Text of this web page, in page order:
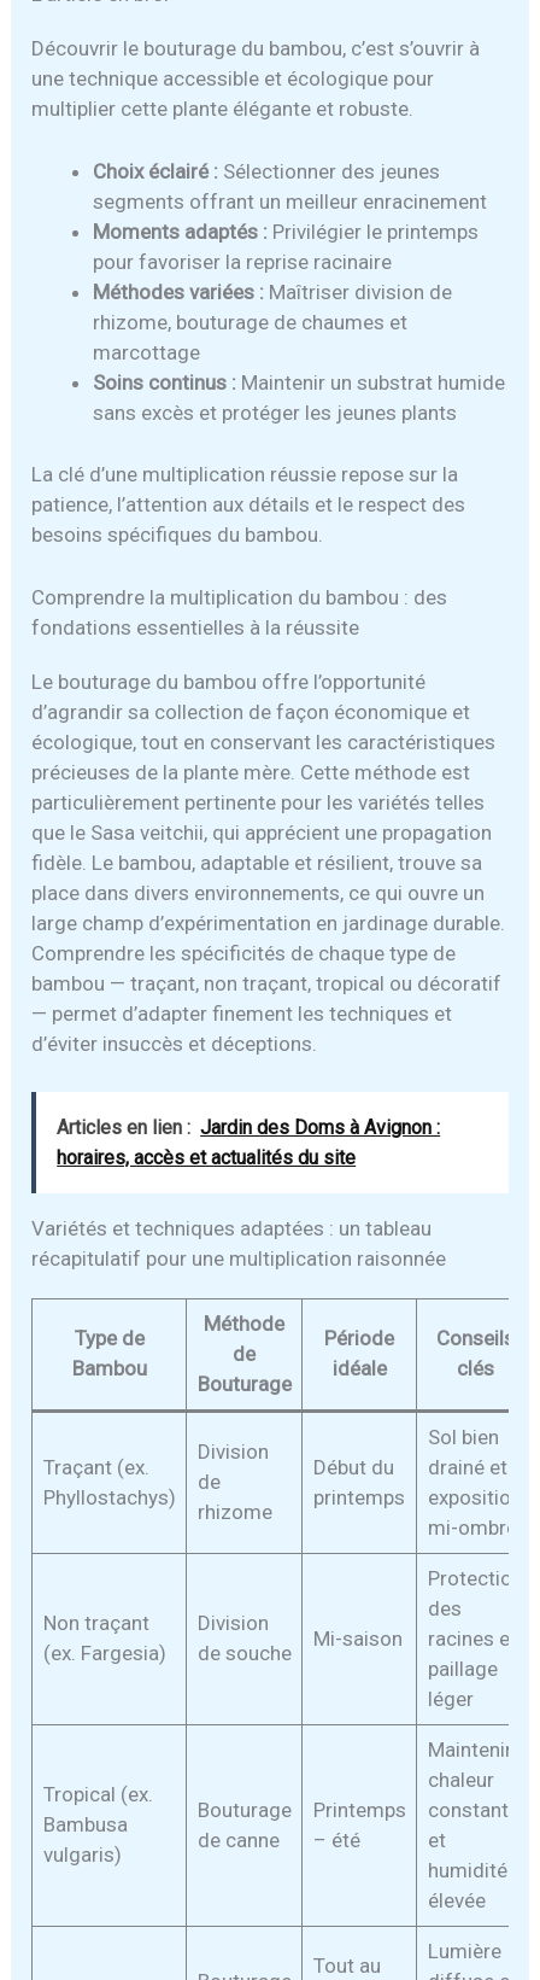
Découvrir le bouturage du bambou, c’est s’ouvrir à
une technique accessible et écologique pour
multiplier cette plante élégante et robuste.
Choix éclairé : Sélectionner des jeunes
segments offrant un meilleur enracinement
Moments adaptés : Privilégier le printemps
pour favoriser la reprise racinaire
Méthodes variées : Maîtriser division de
rhizome, bouturage de chaumes et
marcottage
Soins continus : Maintenir un substrat humide
sans excès et protéger les jeunes plants
La clé d’une multiplication réussie repose sur la
patience, l’attention aux détails et le respect des
besoins spécifiques du bambou.
Comprendre la multiplication du bambou : des
fondations essentielles à la réussite
Le bouturage du bambou offre l’opportunité
d’agrandir sa collection de façon économique et
écologique, tout en conservant les caractéristiques
précieuses de la plante mère. Cette méthode est
particulièrement pertinente pour les variétés telles
que le Sasa veitchii, qui apprécient une propagation
fidèle. Le bambou, adaptable et résilient, trouve sa
place dans divers environnements, ce qui ouvre un
large champ d’expérimentation en jardinage durable.
Comprendre les spécificités de chaque type de
bambou — traçant, non traçant, tropical ou décoratif
— permet d’adapter finement les techniques et
d’éviter insuccès et déceptions.
Articles en lien : Jardin des Doms à Avignon :
horaires, accès et actualités du site
Variétés et techniques adaptées : un tableau
récapitulatif pour une multiplication raisonnée
Type de
Bambou
Méthode
de
Bouturage
Période
idéale
Conseils
clés
Traçant (ex.
Phyllostachys)
Division
de
rhizome
Début du
printemps
Sol bien
drainé et
exposition
mi-ombre
Non traçant
(ex. Fargesia)
Division
de souche
Mi-saison
Protection
des
racines et
paillage
léger
Tropical (ex.
Bambusa
vulgaris)
Bouturage
de canne
Printemps
– été
Maintenir
chaleur
constante
et
humidité
élevée
Tout au
Lumière